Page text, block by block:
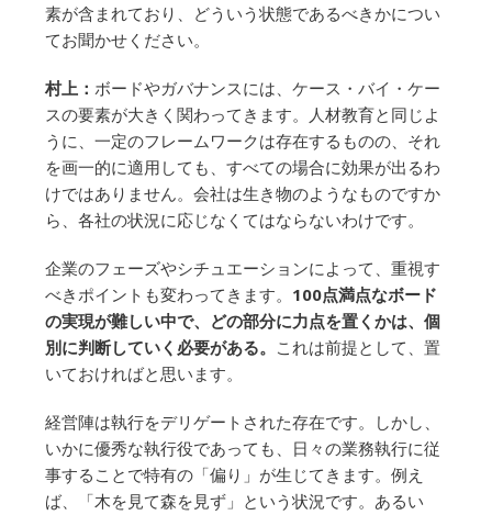
素が含まれており、どういう状態であるべきかについ
てお聞かせください。
村上： ボードやガバナンスには、ケース・バイ・ケー
スの要素が大きく関わってきます。人材教育と同じよ
うに、一定のフレームワークは存在するものの、それ
を画一的に適用しても、すべての場合に効果が出るわ
けではありません。会社は生き物のようなものですか
ら、各社の状況に応じなくてはならないわけです。
企業のフェーズやシチュエーションによって、重視す
べきポイントも変わってきます。 100点満点なボード
の実現が難しい中で、どの部分に力点を置くかは、個
別に判断していく必要がある。 これは前提として、置
いておければと思います。
経営陣は執行をデリゲートされた存在です。しかし、
いかに優秀な執行役であっても、日々の業務執行に従
事することで特有の「偏り」が生じてきます。例え
ば、「木を見て森を見ず」という状況です。あるい